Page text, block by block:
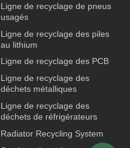
Ligne de recyclage de pneus
usagés
Ligne de recyclage des piles
au lithium
Ligne de recyclage des PCB
Ligne de recyclage des
déchets métalliques
Ligne de recyclage des
déchets de réfrigérateurs
Radiator Recycling System